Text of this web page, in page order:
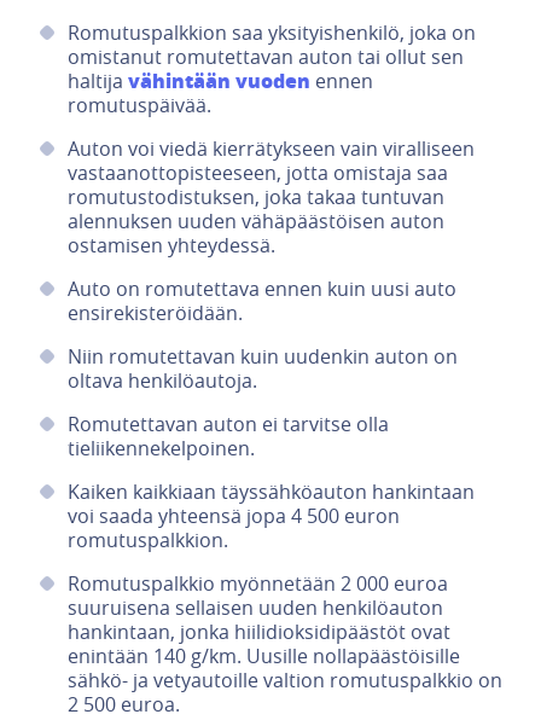
Romutuspalkkion saa yksityishenkilö, joka on
omistanut romutettavan auton tai ollut sen
haltija vähintään vuoden ennen
romutuspäivää.
Auton voi viedä kierrätykseen vain viralliseen
vastaanottopisteeseen, jotta omistaja saa
romutustodistuksen, joka takaa tuntuvan
alennuksen uuden vähäpäästöisen auton
ostamisen yhteydessä.
Auto on romutettava ennen kuin uusi auto
ensirekisteröidään.
Niin romutettavan kuin uudenkin auton on
oltava henkilöautoja.
Romutettavan auton ei tarvitse olla
tieliikennekelpoinen.
Kaiken kaikkiaan täyssähköauton hankintaan
voi saada yhteensä jopa 4 500 euron
romutuspalkkion.
Romutuspalkkio myönnetään 2 000 euroa
suuruisena sellaisen uuden henkilöauton
hankintaan, jonka hiilidioksidipäästöt ovat
enintään 140 g/km. Uusille nollapäästöisille
sähkö- ja vetyautoille valtion romutuspalkkio on
2 500 euroa.